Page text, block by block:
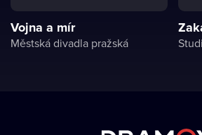
Vojna a mír
Městská divadla pražská